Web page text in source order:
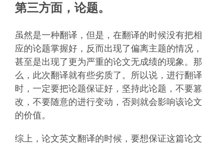
第三方面，论题。
虽然是一种翻译，但是，在翻译的时候没有把相
应的论题掌握好，反而出现了偏离主题的情况，
甚至是出现了更为严重的论文无成绩的现象。那
么，此次翻译就有些劣质了。所以说，进行翻译
时，一定要把论题保证好，坚持此论题，不要篡
改，不要随意的进行变动，否则就会影响该论文
的价值。
综上，论文英文翻译的时候，要想保证这篇论文